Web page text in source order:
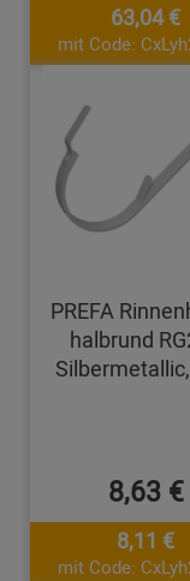
63,04 €
mit Code:
PREFA
halbrund
8,63 €
8,11 €
mit Code: